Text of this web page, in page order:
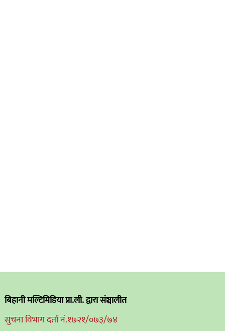
बिहानी मल्टिमिडिया प्रा.ली. द्वारा संञ्चालीत
सुचना विभाग दर्ता नं.१७२१/०७३/७४